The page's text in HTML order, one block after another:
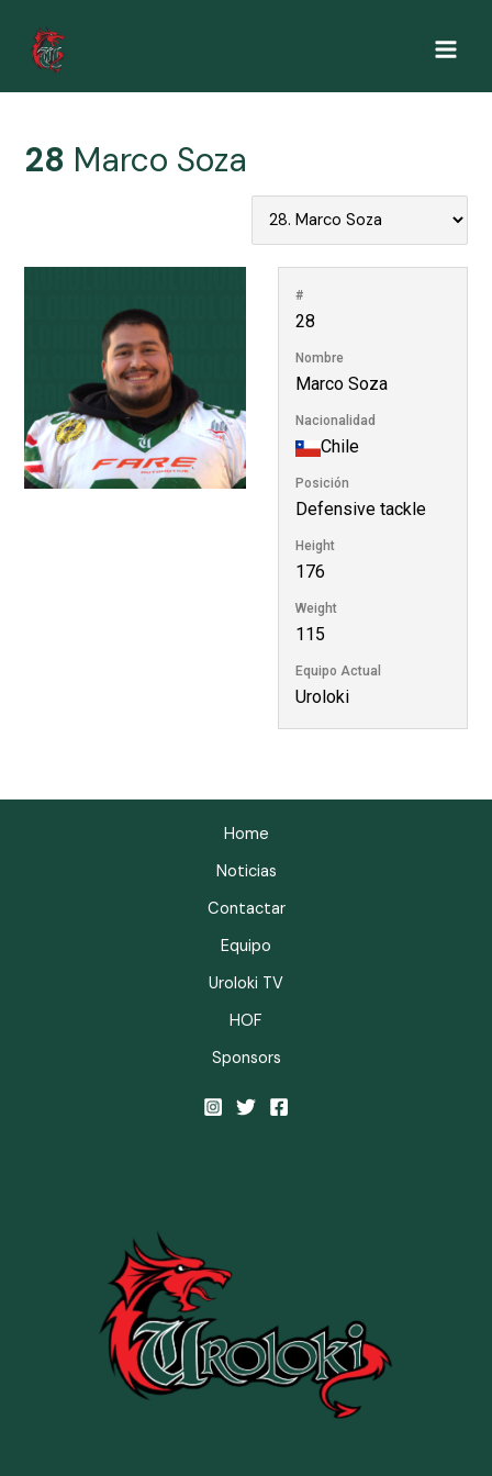
contenido
Main
28 Marco Soza
#
28
Nombre
Marco Soza
Nacionalidad
Chile
Posición
Defensive tackle
Height
176
Weight
115
Equipo Actual
Uroloki
Home
Noticias
Contactar
Equipo
Uroloki TV
HOF
Sponsors